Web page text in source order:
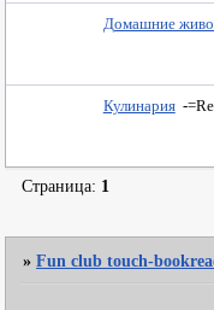
Домашние
Кулинария -
Страница: 1
»Fun club touch-